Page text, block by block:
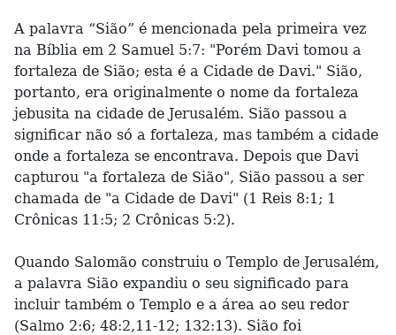
A palavra “Sião” é mencionada pela primeira vez
na Bíblia em 2 Samuel 5:7: "Porém Davi tomou a
fortaleza de Sião; esta é a Cidade de Davi." Sião,
portanto, era originalmente o nome da fortaleza
jebusita na cidade de Jerusalém. Sião passou a
significar não só a fortaleza, mas também a cidade
onde a fortaleza se encontrava. Depois que Davi
capturou "a fortaleza de Sião", Sião passou a ser
chamada de "a Cidade de Davi" (1 Reis 8:1; 1
Crônicas 11:5; 2 Crônicas 5:2).
Quando Salomão construiu o Templo de Jerusalém,
a palavra Sião expandiu o seu significado para
incluir também o Templo e a área ao seu redor
(Salmo 2:6; 48:2,11-12; 132:13). Sião foi